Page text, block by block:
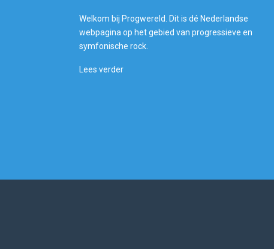
Welkom bij Progwereld. Dit is dé Nederlandse
webpagina op het gebied van progressieve en
symfonische rock.
Lees verder